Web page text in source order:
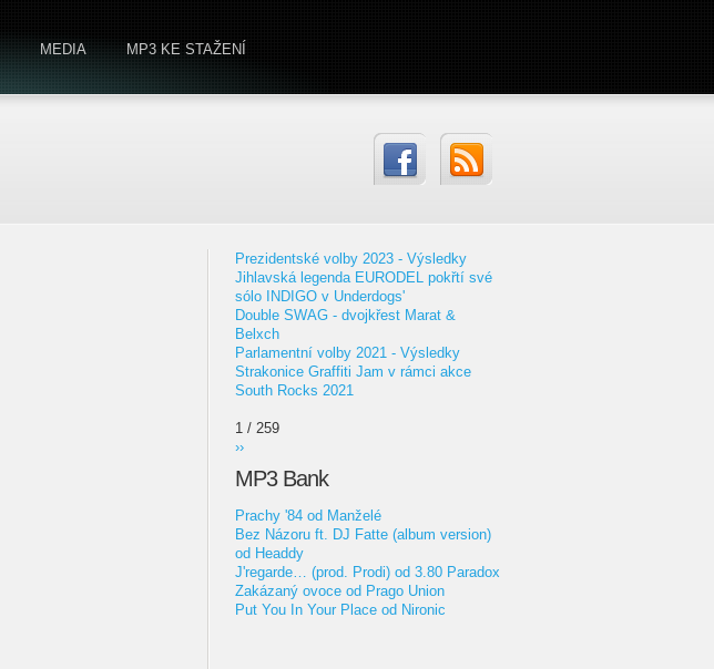
MEDIA MP3 KE STAŽENÍ
Prezidentské volby 2023 - Výsledky
Jihlavská legenda EURODEL pokřtí své
sólo INDIGO v Underdogs'
Double SWAG - dvojkřest Marat &
Belxch
Parlamentní volby 2021 - Výsledky
Strakonice Graffiti Jam v rámci akce
South Rocks 2021
1 / 259
››
MP3 Bank
Prachy '84 od Manželé
Bez Názoru ft. DJ Fatte (album version)
od Headdy
J'regarde… (prod. Prodi) od 3.80 Paradox
Zakázaný ovoce od Prago Union
Put You In Your Place od Nironic